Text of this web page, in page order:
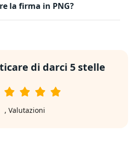
la firma in PNG?
di darci 5 stelle
, Valutazioni